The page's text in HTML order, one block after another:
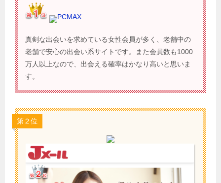
PCMAX
真剣な出会いを求めている女性会員が多く、老舗中の
老舗で安心の出会い系サイトです。また会員数も1000
万人以上なので、出会える確率はかなり高いと思いま
す。
第２位